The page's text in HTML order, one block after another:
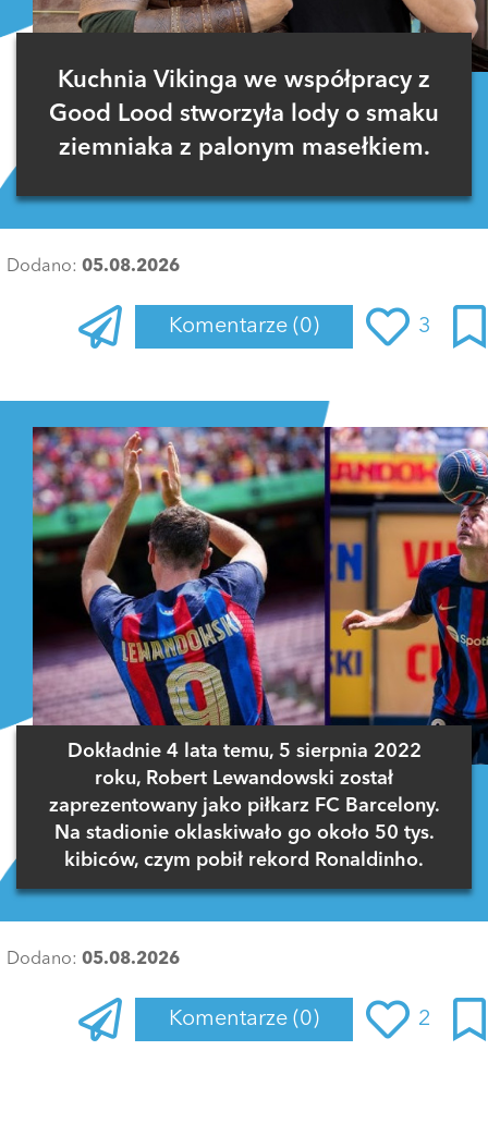
Kuchnia Vikinga we współpracy z
Good Lood stworzyła lody o smaku
ziemniaka z palonym masełkiem.
Dodano: 05.08.2026
Komentarze (0) 3
Dokładnie 4 lata temu, 5 sierpnia 2022
roku, Robert Lewandowski został
zaprezentowany jako piłkarz FC Barcelony.
Na stadionie oklaskiwało go około 50 tys.
kibiców, czym pobił rekord Ronaldinho.
Dodano: 05.08.2026
Komentarze (0) 2